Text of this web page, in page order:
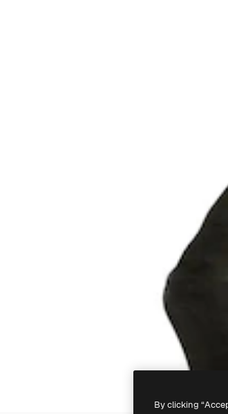
By clicking